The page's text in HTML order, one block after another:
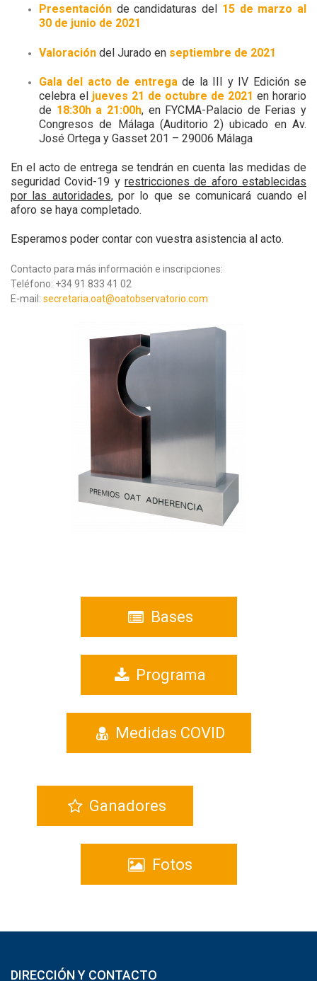
Presentación de candidaturas del 15 de marzo al
30 de junio de 2021
Valoración del Jurado en septiembre de 2021
Gala del acto de entrega de la III y IV Edición se
celebra el jueves 21 de octubre de 2021 en horario
de 18:30h a 21:00h, en FYCMA-Palacio de Ferias y
Congresos de Málaga (Auditorio 2) ubicado en Av.
José Ortega y Gasset 201 – 29006 Málaga
En el acto de entrega se tendrán en cuenta las medidas de
seguridad Covid-19 y restricciones de aforo establecidas
por las autoridades, por lo que se comunicará cuando el
aforo se haya completado.
Esperamos poder contar con vuestra asistencia al acto.
Contacto para más información e inscripciones:
Teléfono: +34 91 833 41 02
E-mail: secretaria.oat@oatobservatorio.com
Bases
Programa
Medidas COVID
Ganadores
Fotos
DIRECCIÓN Y CONTACTO